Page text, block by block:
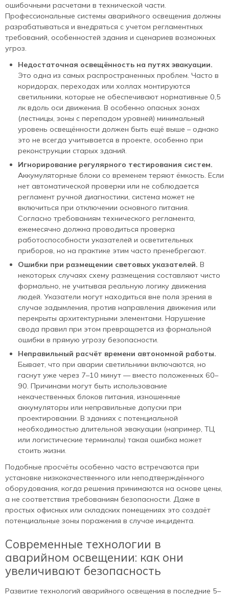
ошибочными расчетами в технической части.
Профессиональные системы аварийного освещения должны
разрабатываться и внедряться с учетом регламентных
требований, особенностей здания и сценариев возможных
угроз.
Недостаточная освещённость на путях эвакуации.
Это одна из самых распространенных проблем. Часто в
коридорах, переходах или холлах монтируются
светильники, которые не обеспечивают нормативные 0,5
лк вдоль оси движения. В особенно опасных зонах
(лестницы, зоны с перепадом уровней) минимальный
уровень освещённости должен быть ещё выше – однако
это не всегда учитывается в проекте, особенно при
реконструкции старых зданий.
Игнорирование регулярного тестирования систем.
Аккумуляторные блоки со временем теряют ёмкость. Если
нет автоматической проверки или не соблюдается
регламент ручной диагностики, система может не
включиться при отключении основного питания.
Согласно требованиям технического регламента,
ежемесячно должна проводиться проверка
работоспособности указателей и осветительных
приборов, но на практике этим часто пренебрегают.
Ошибки при размещении световых указателей. В
некоторых случаях схему размещения составляют чисто
формально, не учитывая реальную логику движения
людей. Указатели могут находиться вне поля зрения в
случае задымления, против направления движения или
перекрыты архитектурными элементами. Нарушение
свода правил при этом превращается из формальной
ошибки в прямую угрозу безопасности.
Неправильный расчёт времени автономной работы.
Бывает, что при аварии светильники включаются, но
гаснут уже через 7–10 минут — вместо положенных 60–
90. Причинами могут быть использование
некачественных блоков питания, изношенные
аккумуляторы или неправильные допуски при
проектировании. В зданиях с потенциальной
необходимостью длительной эвакуации (например, ТЦ
или логистические терминалы) такая ошибка может
стоить жизни.
Подобные просчёты особенно часто встречаются при
установке низкокачественного или неподтверждённого
оборудования, когда решения принимаются на основе цены,
а не соответствия требованиям безопасности. Даже в
простых офисных или складских помещениях это создаёт
потенциальные зоны поражения в случае инцидента.
Современные технологии в
аварийном освещении: как они
увеличивают безопасность
Развитие технологий аварийного освещения в последние 5–